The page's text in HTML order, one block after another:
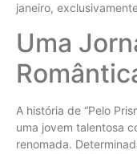
janeiro,
Uma
A história de “Pelo
uma jovem talentosa
renomada.